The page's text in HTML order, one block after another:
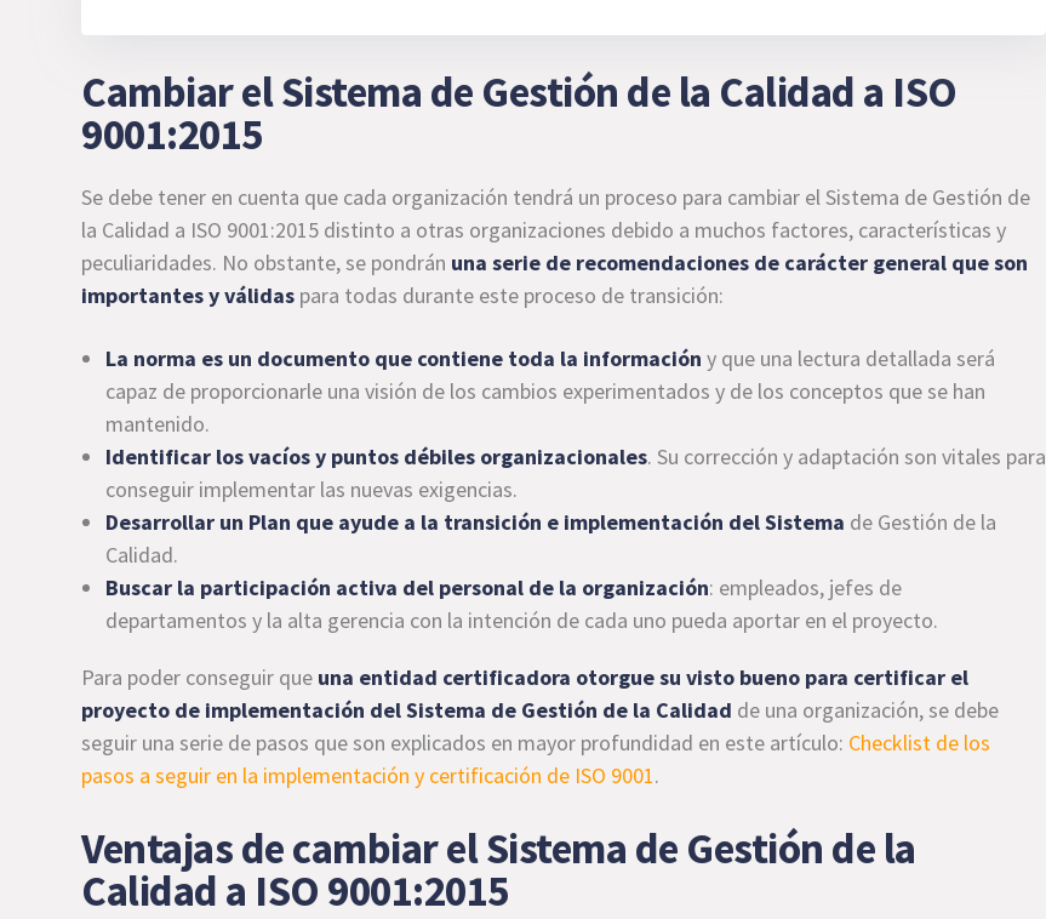
Cambiar el Sistema de Gestión de la Calidad a ISO
9001:2015
Se debe tener en cuenta que cada organización tendrá un proceso para cambiar el Sistema de Gestión de
la Calidad a ISO 9001:2015 distinto a otras organizaciones debido a muchos factores, características y
peculiaridades. No obstante, se pondrán una serie de recomendaciones de carácter general que son
importantes y válidas para todas durante este proceso de transición:
La norma es un documento que contiene toda la información y que una lectura detallada será
capaz de proporcionarle una visión de los cambios experimentados y de los conceptos que se han
mantenido.
Identificar los vacíos y puntos débiles organizacionales. Su corrección y adaptación son vitales para
conseguir implementar las nuevas exigencias.
Desarrollar un Plan que ayude a la transición e implementación del Sistema de Gestión de la
Calidad.
Buscar la participación activa del personal de la organización: empleados, jefes de
departamentos y la alta gerencia con la intención de cada uno pueda aportar en el proyecto.
Para poder conseguir que una entidad certificadora otorgue su visto bueno para certificar el
proyecto de implementación del Sistema de Gestión de la Calidad de una organización, se debe
seguir una serie de pasos que son explicados en mayor profundidad en este artículo: Checklist de los
pasos a seguir en la implementación y certificación de ISO 9001.
Ventajas de cambiar el Sistema de Gestión de la
Calidad a ISO 9001:2015